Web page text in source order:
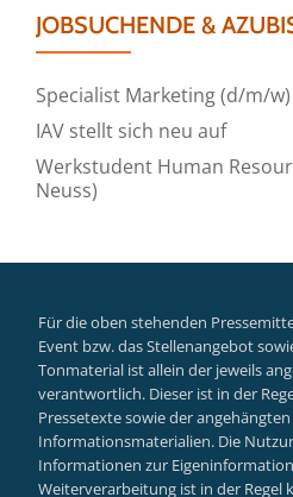
JOBSUCHENDE &
Specialist Marketing (d/m/
IAV stellt sich neu auf
Werkstudent Human
Neuss)
Für die oben stehenden
Event bzw. das Stellenangebot
Tonmaterial ist allein der jeweils
verantwortlich. Dieser ist in der
Pressetexte sowie der
Informationsmaterialien. Die
Informationen zur
Weiterverarbeitung ist in der Regel